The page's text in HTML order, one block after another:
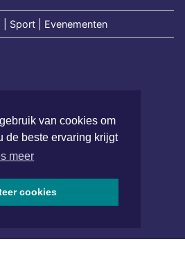
van cookies om
de beste ervaring krijgt
meer
cookies
| Sport | Evenementen